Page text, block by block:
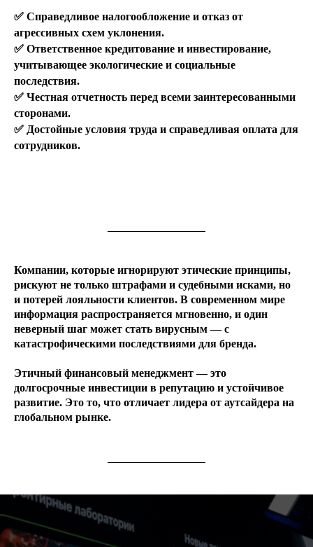
✅ Справедливое налогообложение и отказ от
агрессивных схем уклонения.
✅ Ответственное кредитование и инвестирование,
учитывающее экологические и социальные
последствия.
✅ Честная отчетность перед всеми заинтересованными
сторонами.
✅ Достойные условия труда и справедливая оплата для
сотрудников.
Компании, которые игнорируют этические принципы,
рискуют не только штрафами и судебными исками, но
и потерей лояльности клиентов. В современном мире
информация распространяется мгновенно, и один
неверный шаг может стать вирусным — с
катастрофическими последствиями для бренда.
Этичный финансовый менеджмент — это
долгосрочные инвестиции в репутацию и устойчивое
развитие. Это то, что отличает лидера от аутсайдера на
глобальном рынке.